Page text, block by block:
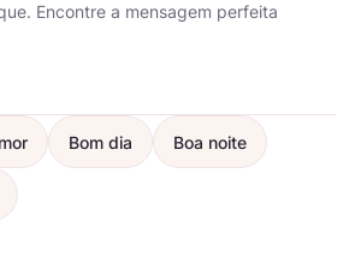
Encontre a mensagem perfeita
Bom dia Boa noite